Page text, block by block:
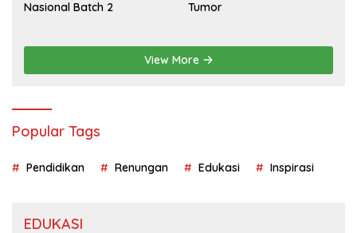
Nasional Batch 2
Tumor
View More
Popular Tags
Pendidikan Renungan Edukasi Inspirasi
EDUKASI